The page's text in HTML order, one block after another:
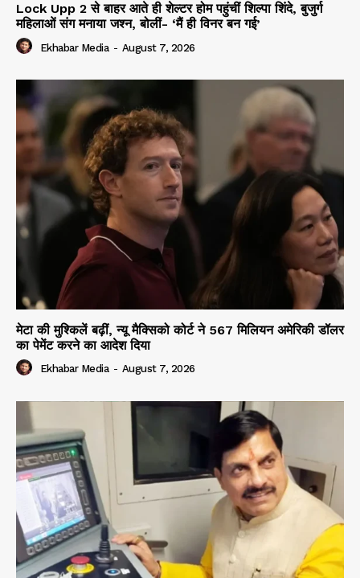
Lock Upp 2 से बाहर आते ही शेल्टर होम पहुंचीं शिल्पा शिंदे, बुजुर्ग
महिलाओं संग मनाया जश्न, बोलीं- ‘मैं ही विनर बन गई’
Ekhabar Media - August 7, 2026
मेटा की मुश्किलें बढ़ीं, न्यू मैक्सिको कोर्ट ने 567 मिलियन अमेरिकी डॉलर
का पेमेंट करने का आदेश दिया
Ekhabar Media - August 7, 2026